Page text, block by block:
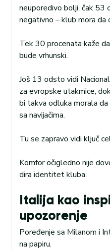
neuporedivo bolji, čak 53
negativno – klub mora da
Tek 30 procenata kaže
bude vrhunski.
Još 13 odsto vidi
za evropske utakmice,
bi takva odluka morala
sa navijačima.
Tu se zapravo vidi ključ
Komfor očigledno nije
dira identitet kluba.
Italija kao
upozorenje
Poređenje sa Milanom i
na papiru.